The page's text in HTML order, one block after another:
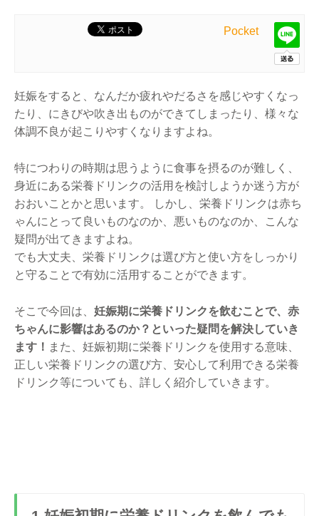
Pocket
妊娠をすると、なんだか疲れやだるさを感じやすくなっ
たり、にきびや吹き出ものができてしまったり、様々な
体調不良が起こりやすくなりますよね。
特につわりの時期は思うように食事を摂るのが難しく、
身近にある栄養ドリンクの活用を検討しようか迷う方が
おおいことかと思います。 しかし、栄養ドリンクは赤ち
ゃんにとって良いものなのか、悪いものなのか、こんな
疑問が出てきますよね。
でも大丈夫、栄養ドリンクは選び方と使い方をしっかり
と守ることで有効に活用することができます。
そこで今回は、 妊娠期に栄養ドリンクを飲むことで、赤
ちゃんに影響はあるのか？といった疑問を解決していき
ます！ また、妊娠初期に栄養ドリンクを使用する意味、
正しい栄養ドリンクの選び方、安心して利用できる栄養
ドリンク等についても、詳しく紹介していきます。